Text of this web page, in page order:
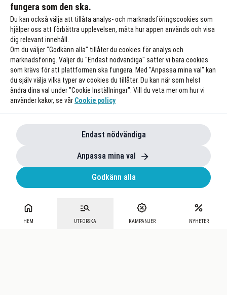
HEM UTFORSKA KAMPANJER NYHETER
Läs mer hos Skanska
fungera som den ska.
Du kan också välja att tillåta analys- och marknadsföringscookies som
hjälper oss att förbättra upplevelsen, mäta hur appen används och visa
dig relevant innehåll.
Om du väljer "Godkänn alla" tillåter du cookies för analys och
marknadsföring. Väljer du "Endast nödvändiga" sätter vi bara cookies
som krävs för att plattformen ska fungera. Med "Anpassa mina val" kan
du själv välja vilka typer av cookies du tillåter. Du kan när som helst
ändra dina val under "Cookie Inställningar". Vill du veta mer om hur vi
använder kakor, se vår Cookie policy
Endast nödvändiga
Anpassa mina val
Godkänn alla